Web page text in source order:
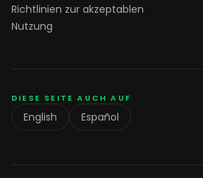
Richtlinien zur akzeptablen
Nutzung
DIESE SEITE AUCH AUF
English Español